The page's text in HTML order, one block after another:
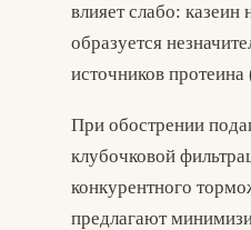
влияет слабо:
образуется
источников
При обострении
клубочковой
конкурентного
предлагают